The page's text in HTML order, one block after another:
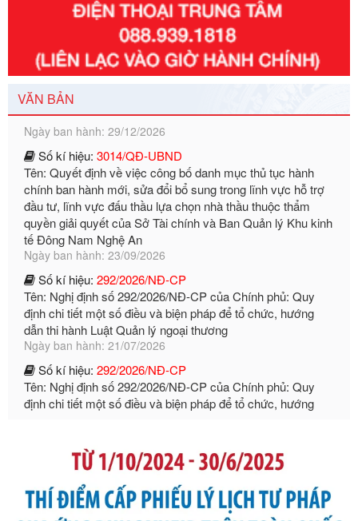
VĂN BẢN
351/2025/NĐ-CP
Tên: Nghị định số 351/2025/NĐ-CP của Chính phủ: Quy
định chuẩn nghèo đa chiều quốc gia giai đoạn 2026 - 2030
Ngày ban hành: 29/12/2026
Số kí hiệu:3014/QĐ-UBND
Tên: Quyết định về việc công bố danh mục thủ tục hành
chính ban hành mới, sửa đổi bổ sung trong lĩnh vực hỗ trợ
đầu tư, lĩnh vực đấu thầu lựa chọn nhà thầu thuộc thẩm
quyền giải quyết của Sở Tài chính và Ban Quản lý Khu kinh
tế Đông Nam Nghệ An
Ngày ban hành: 23/09/2026
Số kí hiệu: 292/2026/NĐ-CP
Tên: Nghị định số 292/2026/NĐ-CP của Chính phủ: Quy
định chi tiết một số điều và biện pháp để tổ chức, hướng
dẫn thi hành Luật Quản lý ngoại thương
Ngày ban hành: 21/07/2026
Số kí hiệu:292/2026/NĐ-CP
Tên: Nghị định số 292/2026/NĐ-CP của Chính phủ: Quy
định chi tiết một số điều và biện pháp để tổ chức, hướng
dẫn thi hành Luật Quản lý ngoại thương
Ngày ban hành: 21/07/2026
bỏ Thông tư số 87/2019/TT- BТC ngày 19 tháng 12 năm
2019 của Bộ trưởng Bộ Tài chính hướng dẫn thực hiện xử
phạt vi phạm hành chính trong lĩnh vực kho bạc nhà nước
Ngày ban hành: 21/07/2026